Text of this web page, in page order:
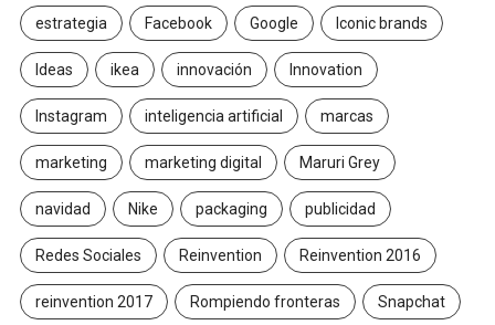
estrategia Facebook Google Iconic brands
Ideas ikea innovación Innovation
Instagram inteligencia artificial marcas
marketing marketing digital Maruri Grey
navidad Nike packaging publicidad
Redes Sociales Reinvention Reinvention 2016
reinvention 2017 Rompiendo fronteras Snapchat